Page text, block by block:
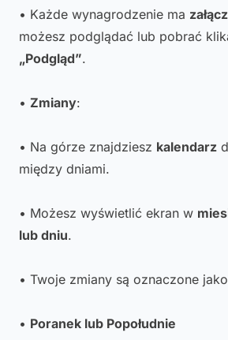
• Każde wynagrodzenie ma
możesz podglądać lub pobrać
„Podgląd”.
• Zmiany:
• Na górze znajdziesz kalendarz
między dniami.
• Możesz wyświetlić ekran w
lub dniu.
• Twoje zmiany są oznaczone
• Poranek lub Popołudnie